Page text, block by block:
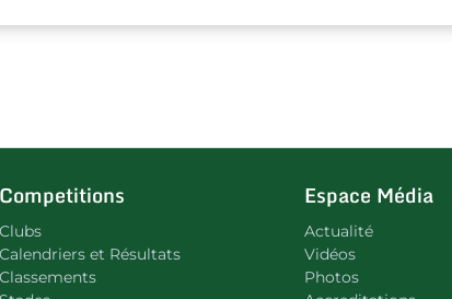
Competitions
Clubs
Calendriers et Résultats
Classements
Espace Média
Actualité
Vidéos
Photos